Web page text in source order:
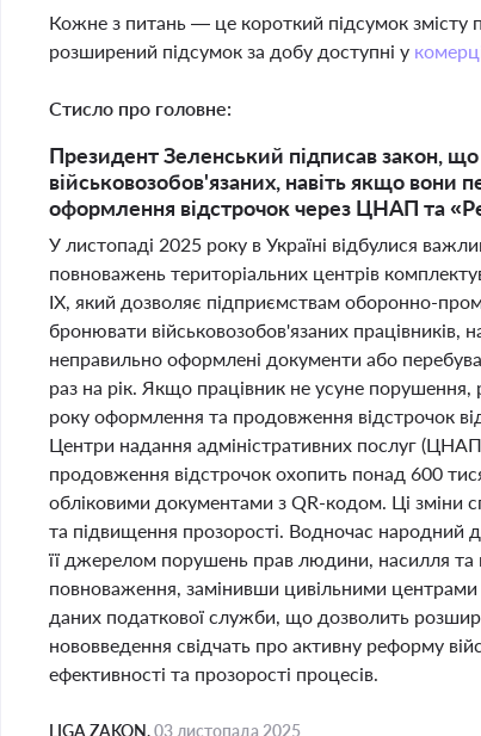
Кожне з питань — це короткий підсумок змісту
розширений підсумок за добу доступні у
Стисло про головне:
Президент Зеленський підписав закон,
військовозобов'язаних, навіть якщо
оформлення відстрочок через ЦНАП та
У листопаді 2025 року в Україні відбулися
повноважень територіальних центрів
IX, який дозволяє підприємствам оборонно-
бронювати військовозобов'язаних працівників,
неправильно оформлені документи або
раз на рік. Якщо працівник не усуне
року оформлення та продовження відстрочок
Центри надання адміністративних послуг
продовження відстрочок охопить понад 600
обліковими документами з QR-кодом. Ці зміни
та підвищення прозорості. Водночас народний
її джерелом порушень прав людини, насилля та
повноваження, замінивши цивільними
даних податкової служби, що дозволить
нововведення свідчать про активну реформу
ефективності та прозорості процесів.
LIGA ZAKON,03 листопада 2025